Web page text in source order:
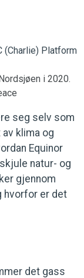
i 2020.
seg selv som
klima og
Equinor
natur- og
gjennom
hvorfor er det
det gass